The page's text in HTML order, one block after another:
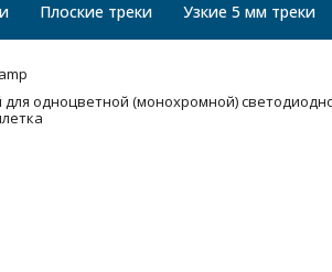
Плоские треки Узкие 5 мм треки
одноцветной (монохромной)